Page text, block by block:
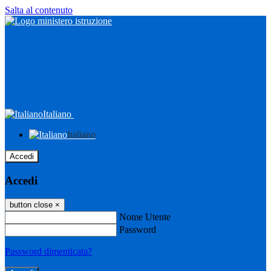
Salta al contenuto
Italiano
Italiano
Accedi
Accedi
button close ×
Nome Utente
Password
Password dimenticata?